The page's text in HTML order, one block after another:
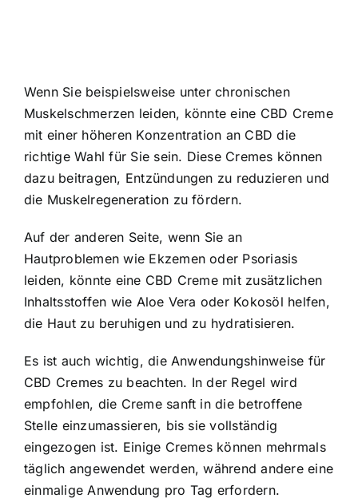
Wenn Sie beispielsweise unter chronischen
Muskelschmerzen leiden, könnte eine CBD Creme
mit einer höheren Konzentration an CBD die
richtige Wahl für Sie sein. Diese Cremes können
dazu beitragen, Entzündungen zu reduzieren und
die Muskelregeneration zu fördern.
Auf der anderen Seite, wenn Sie an
Hautproblemen wie Ekzemen oder Psoriasis
leiden, könnte eine CBD Creme mit zusätzlichen
Inhaltsstoffen wie Aloe Vera oder Kokosöl helfen,
die Haut zu beruhigen und zu hydratisieren.
Es ist auch wichtig, die Anwendungshinweise für
CBD Cremes zu beachten. In der Regel wird
empfohlen, die Creme sanft in die betroffene
Stelle einzumassieren, bis sie vollständig
eingezogen ist. Einige Cremes können mehrmals
täglich angewendet werden, während andere eine
einmalige Anwendung pro Tag erfordern.